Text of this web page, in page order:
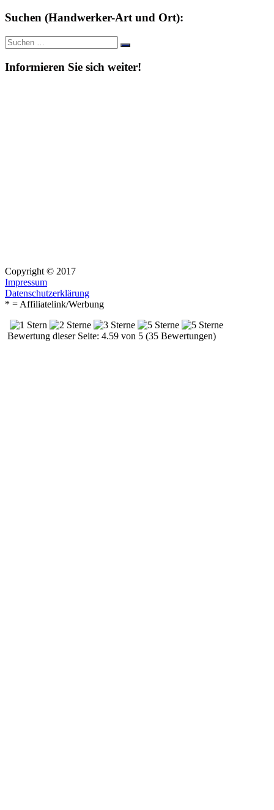
Suchen (Handwerker-Art und Ort):
Suche
nach:
Suchen
Informieren Sie sich weiter!
Copyright © 2017
Impressum
Datenschutzerklärung
* = Affiliatelink/Werbung
Bewertung dieser Seite: 4.59 von 5 (35 Bewertungen)